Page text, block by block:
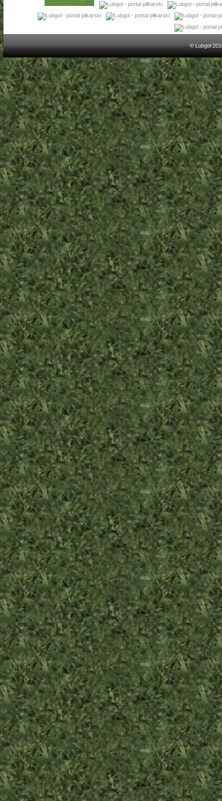
© Lubgol